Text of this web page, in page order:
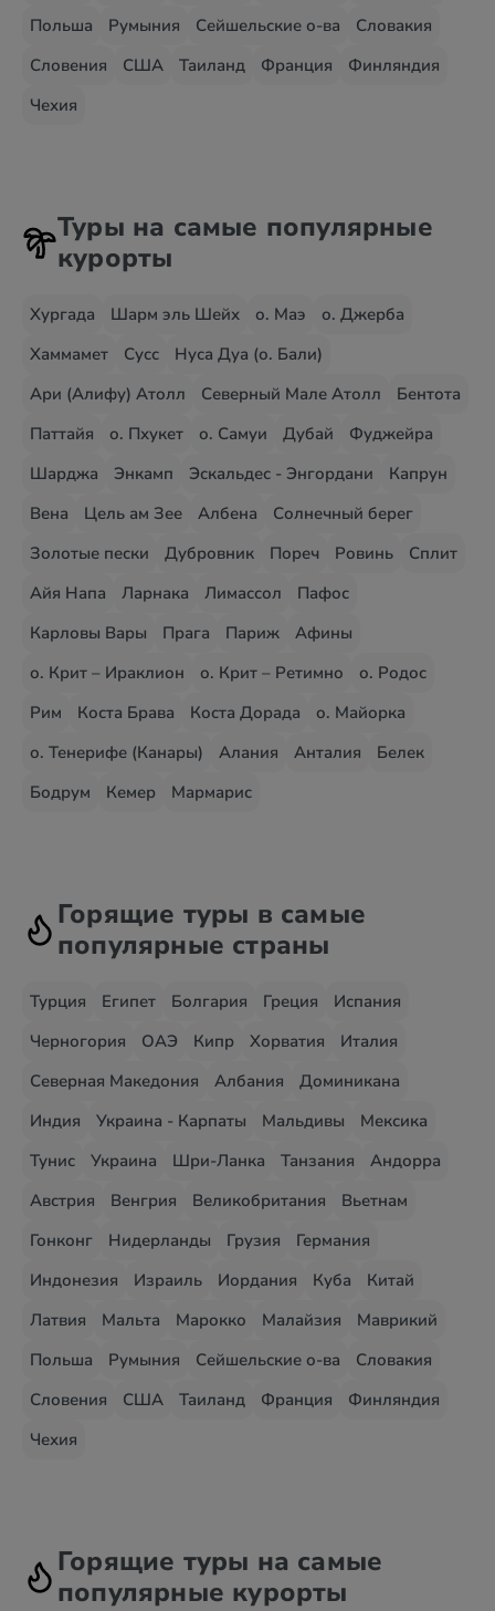
Польша Румыния Сейшельские о-ва
Словакия
Словения
США Таиланд Франция
Финляндия
Чехия
Туры на самые популярные
курорты
Хургада Шарм эль Шейх о. Маэ
о. Джерба
Хаммамет
Сусс
Нуса Дуа (о. Бали)
Ари (Алифу) Атолл
Северный Мале Атолл
Бентота
Паттайя
о. Пхукет о. Самуи Дубай
Фуджейра
Шарджа
Энкамп Эскальдес - Энгордани
Капрун
Вена
Цель ам Зее Албена
Солнечный берег
Золотые пески
Дубровник Пореч Ровинь
Сплит
Айя Напа
Ларнака Лимассол
Пафос
Карловы Вары
Прага Париж
Афины
о. Крит – Ираклион
о. Крит – Ретимно
о. Родос
Рим
Коста Брава Коста Дорада
о. Майорка
о. Тенерифе (Канары)
Алания Анталия
Белек
Бодрум
Кемер Мармарис
Горящие туры в самые
популярные страны
Турция Египет Болгария Греция
Испания
Черногория
ОАЭ Кипр Хорватия
Италия
Северная Македония
Албания
Доминикана
Индия
Украина - Карпаты Мальдивы
Мексика
Тунис
Украина Шри-Ланка Танзания
Андорра
Австрия
Венгрия Великобритания
Вьетнам
Гонконг
Нидерланды Грузия
Германия
Индонезия
Израиль Иордания Куба
Китай
Латвия
Мальта Марокко Малайзия
Маврикий
Польша
Румыния Сейшельские о-ва
Словакия
Словения
США Таиланд Франция
Финляндия
Чехия
Горящие туры на самые
популярные курорты